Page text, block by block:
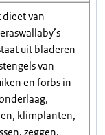
dieet van
uit bladeren
van
en forbs in
klimplanten,
zeggen,